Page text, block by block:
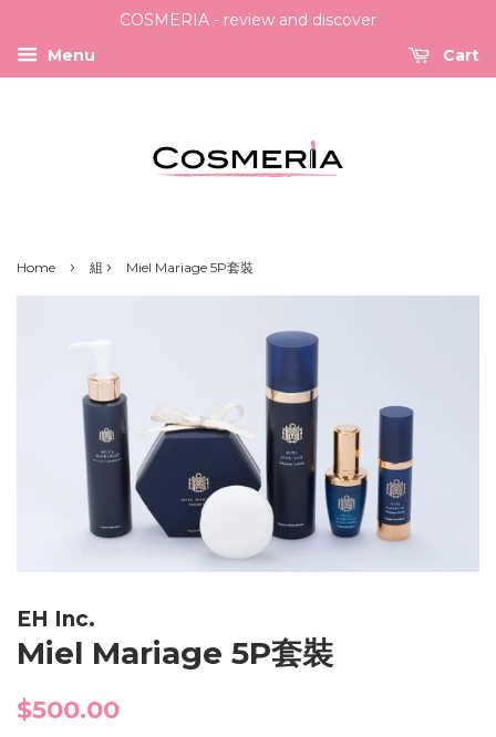
COSMERIA - review and discover
Menu
Cart
Home › 組 › Miel Mariage 5P套裝
EH Inc.
Miel Mariage 5P套裝
Regular
$500.00